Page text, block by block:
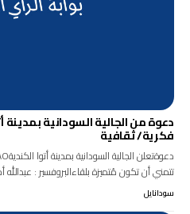
دعوة من الجالية السودانية
فكرية/ ثقافية
تتمني أن تكون مُتميزة بلقاءالبروفسير : عبدالله
سودانايل